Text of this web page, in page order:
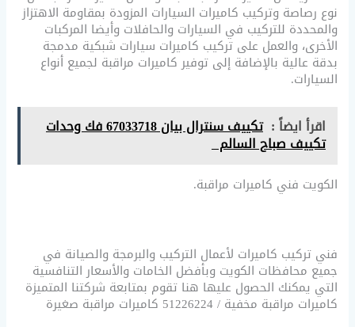
نوع رصاصة وتركيب كاميرات السيارات المزودة بمقاومة الاهتزاز
والمحددة للتركيب في السيارات والحافلات وأيضا المركبات
الأخرى، والعمل على تركيب كاميرات سيارات شبكية مدمجة
بدقة عالية بالإضافة إلى توفير كاميرات مراقبة لجميع أنواع
السيارات.
اقرأ ايضاً : تكييف سنترال بيان 67033718 فك وحدات
تكييف صباح السالم
الكويت فني كاميرات مراقبة.
فني تركيب كاميرات لأعمال التركيب والبرمجة والصيانة في
جميع محافظات الكويت وبأفضل الخامات والأسعار التنافسية
التي يمكنك الحصول عليها هنا تقوم بمتابعة شركتنا المتميزة
كاميرات مراقبة مخفية / 51226224 كاميرات مراقبة صغيرة